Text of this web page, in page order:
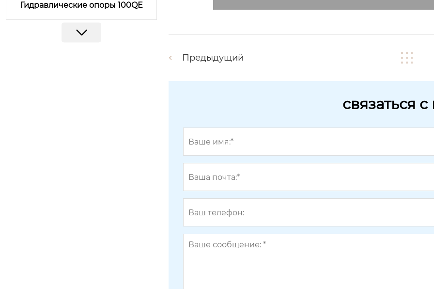
Гидравлические опоры 100QE
Предыдущий
связаться